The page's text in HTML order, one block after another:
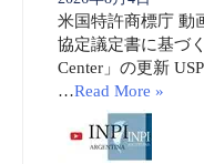
米国特許商標庁 動
協定議定書に基づ
Center」の更新
…Read More »